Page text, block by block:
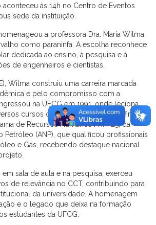
às 14h no Centro de Eventos
sede da instituição.
a professora Dra. Maria Wilma
como paraninfa. A escolha reconhece
dedicada ao ensino, à pesquisa e à
de engenheiros e cientistas.
Wilma construiu uma carreira marcada
e pelo compromisso com a
na UFCG em 1991, onde leciona
cursos de Engenharia e áreas afins.
de Recursos Humanos PRH-25, da
Petróleo (ANP), que qualificou profissionais
e Gás, recebendo destaque nacional
sala de aula e na pesquisa, exerceu
de relevância no CCT, contribuindo para
da universidade. A homenagem
e o legado que deixa na formação
estudantes da UFCG.